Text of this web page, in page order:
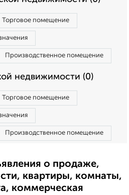
Торговое помещение
Производственное помещение
недвижимости (0)
Торговое помещение
Производственное помещение
о продаже,
квартиры, комнаты,
коммерческая